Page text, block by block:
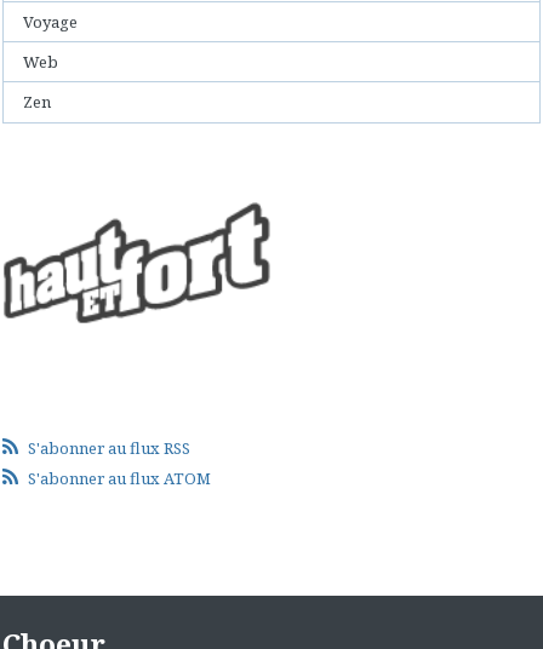
Voyage
Web
Zen
S'abonner au flux RSS
S'abonner au flux ATOM